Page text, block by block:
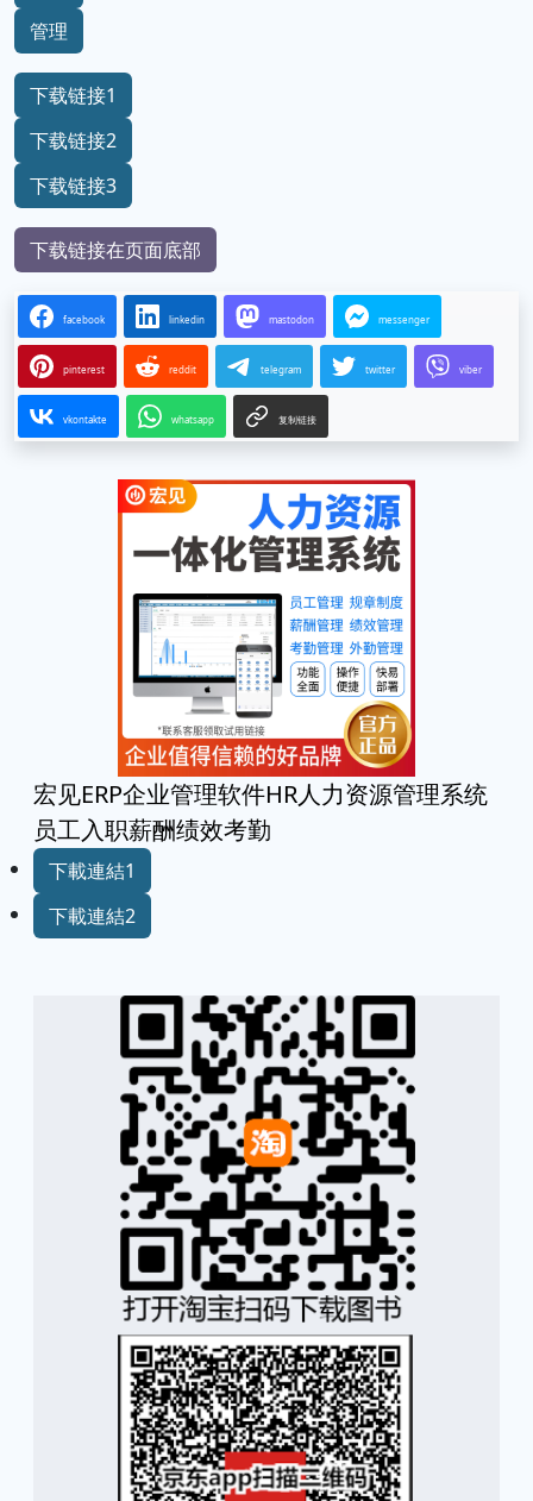
管理
下载链接1
下载链接2
下载链接3
下载链接在页面底部
facebook linkedin mastodon messenger
pinterest reddit telegram twitter viber
vkontakte whatsapp 复制链接
宏见ERP企业管理软件HR人力资源管理系统
员工入职薪酬绩效考勤
下載連結1
下載連結2